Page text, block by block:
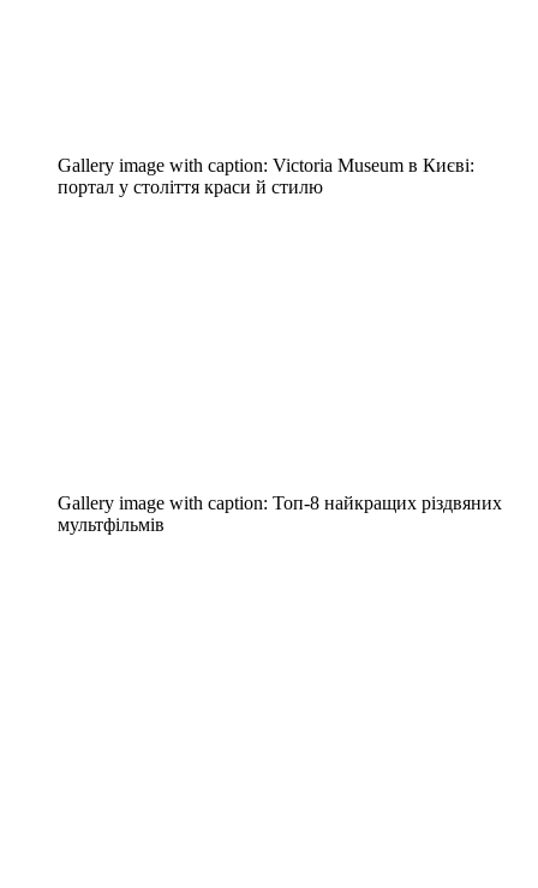
Gallery image with caption: Victoria Museum в Києві:
портал у століття краси й стилю
Gallery image with caption: Топ-8 найкращих різдвяних
мультфільмів